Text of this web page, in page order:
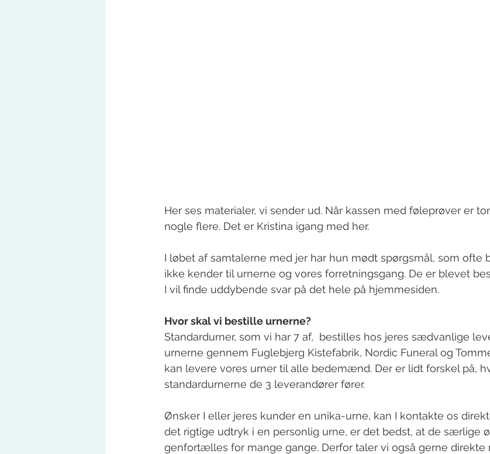
Her ses materialer, vi sender ud. Når kassen med føleprøver er
nogle flere. Det er Kristina igang med her.
I løbet af samtalerne med jer har hun mødt spørgsmål, som ofte
ikke kender til urnerne og vores forretningsgang. De er blevet
I vil finde uddybende svar på det hele på hjemmesiden.
Hvor skal vi bestille urnerne?
Standardurner, som vi har 7 af,  bestilles hos jeres sædvanlige
urnerne gennem Fuglebjerg Kistefabrik, Nordic Funeral og
kan levere vores urner til alle bedemænd. Der er lidt forskel på,
standardurnerne de 3 leverandører fører.
Ønsker I eller jeres kunder en unika-urne, kan I kontakte os
det rigtige udtryk i en personlig urne, er det bedst, at de særlige
genfortælles for mange gange. Derfor taler vi også gerne direkte